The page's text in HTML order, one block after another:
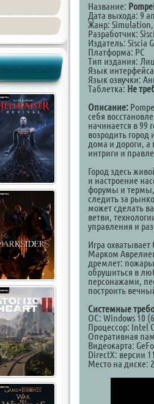
Название:
Дата выхода: 9
Жанр:
Разработчик:
Издатель: Siscia
Платформа: PC
Тип издания:
Язык
Язык озвучки:
Таблетка: Не
Описание:
себя
начинается в 99
возродить
дома и дороги, а
интриги и
Город здесь
и настроение
форумы и термы,
следить за
может сделать
ветви,
управления и
Игра
Марком
дремлет:
обрушиться в
персонажами,
построить
Системные
ОС: Windows 10
Процессор: Intel
Оперативная
Видеокарта:
DirectX: версии
Место на диске: